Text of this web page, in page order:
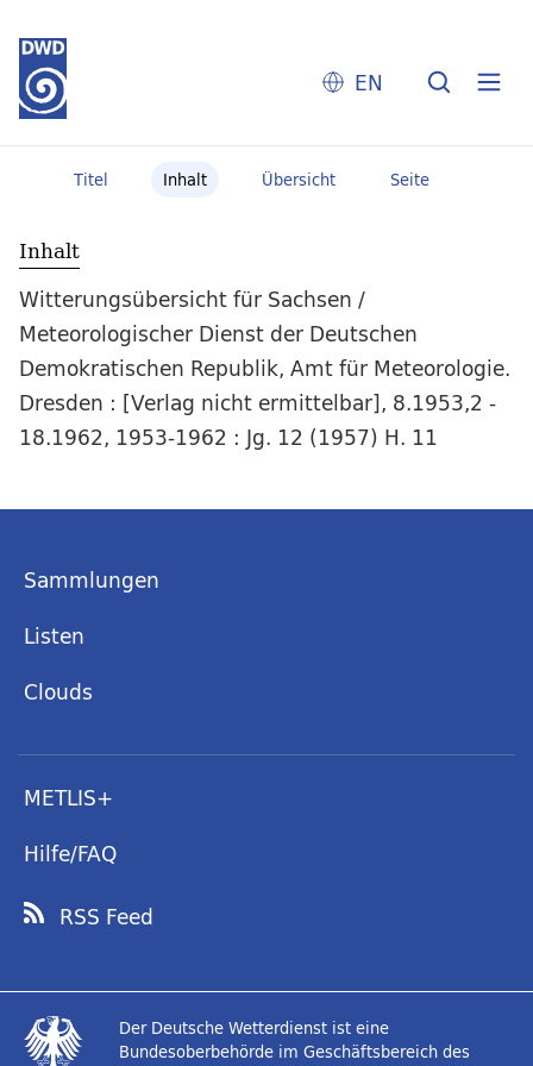
EN
Titel Inhalt Übersicht Seite
Inhalt
Witterungsübersicht für Sachsen /
Meteorologischer Dienst der Deutschen
Demokratischen Republik, Amt für Meteorologie.
Dresden : [Verlag nicht ermittelbar], 8.1953,2 -
18.1962, 1953-1962 : Jg. 12 (1957) H. 11
Sammlungen
Listen
Clouds
METLIS+
Hilfe/FAQ
RSS Feed
Der Deutsche Wetterdienst ist eine
Bundesoberbehörde im Geschäftsbereich des